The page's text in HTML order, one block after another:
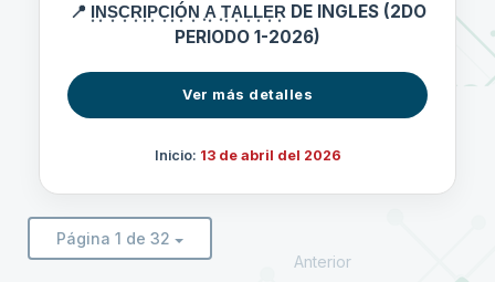
📍 I͙N͙S͙C͙R͙I͙P͙C͙I͙Ó͙N͙ ͙A͙ ͙T͙A͙L͙L͙E͙R͙ DE INGLES (2DO
PERIODO 1-2026)
Ver más detalles
Inicio: 13 de abril del 2026
Página 1 de 32
Anterior